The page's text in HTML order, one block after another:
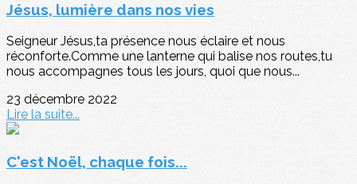
Jésus, lumière dans nos vies
Seigneur Jésus,ta présence nous éclaire et nous
réconforte.Comme une lanterne qui balise nos routes,tu
nous accompagnes tous les jours, quoi que nous...
23 décembre 2022
Lire la suite...
C'est Noël, chaque fois...